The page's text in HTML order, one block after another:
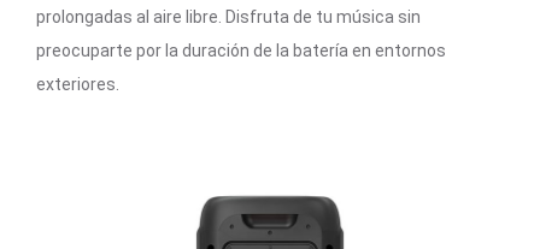
prolongadas al aire libre. Disfruta de tu música sin
preocuparte por la duración de la batería en entornos
exteriores.